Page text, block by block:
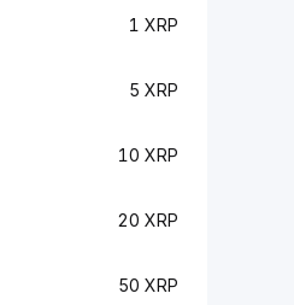
1 XRP
5 XRP
10 XRP
20 XRP
50 XRP